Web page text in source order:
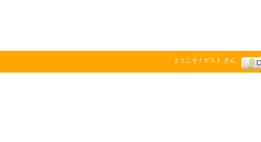
ようこそ！ ゲスト さん